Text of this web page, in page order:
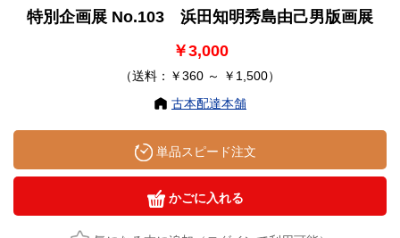
特別企画展 No.103 浜田知明秀島由己男版画展
￥3,000
（送料：￥360 ～ ￥1,500）
古本配達本舗
単品スピード注文
かごに入れる